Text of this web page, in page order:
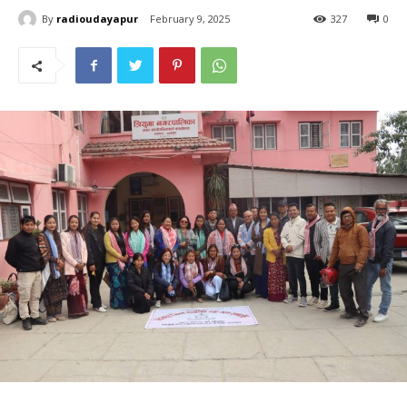
By radioudayapur February 9, 2025 0
327